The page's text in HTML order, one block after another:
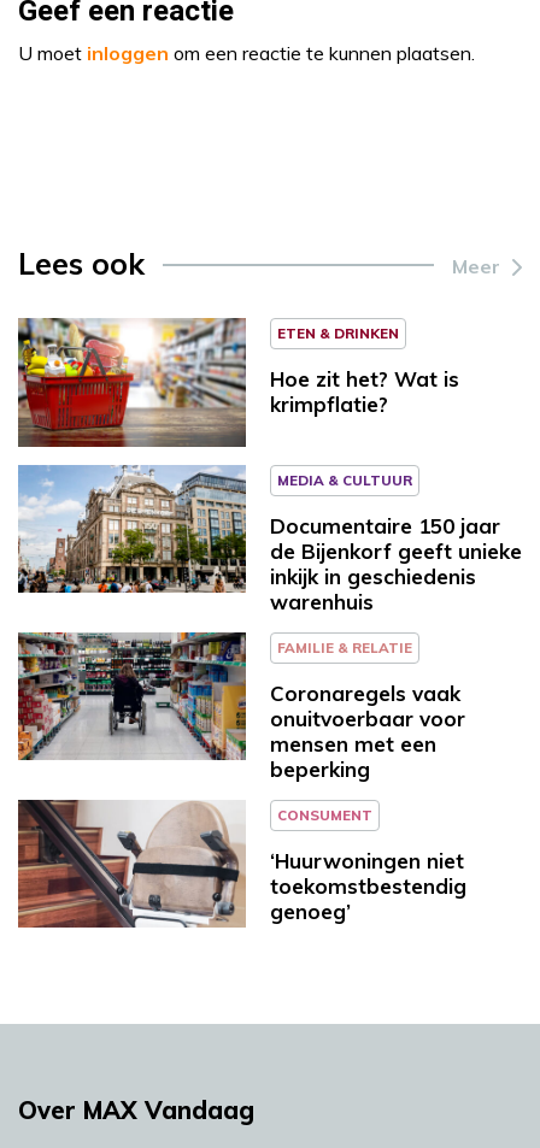
Geef een reactie
U moet inloggen om een reactie te kunnen plaatsen.
Lees ook Meer
ETEN & DRINKEN
Hoe zit het? Wat is
krimpflatie?
MEDIA & CULTUUR
Documentaire 150 jaar
de Bijenkorf geeft unieke
inkijk in geschiedenis
warenhuis
FAMILIE & RELATIE
Coronaregels vaak
onuitvoerbaar voor
mensen met een
beperking
CONSUMENT
‘Huurwoningen niet
toekomstbestendig
genoeg’
Over MAX Vandaag